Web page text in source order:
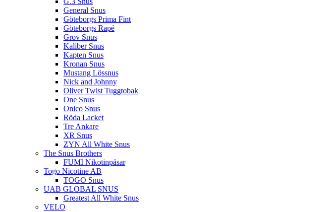
General Snus
Göteborgs Prima Fint
Göteborgs Rapé
Grov Snus
Kaliber Snus
Kapten Snus
Kronan Snus
Mustang Lössnus
Nick and Johnny
Oliver Twist Tuggtobak
One Snus
Onico Snus
Röda Lacket
Tre Ankare
XR Snus
ZYN All White Snus
The Snus Brothers
FUMI Nikotinpåsar
Togo Nicotine AB
TOGO Snus
UAB GLOBAL SNUS
Greatest All White Snus
VELO